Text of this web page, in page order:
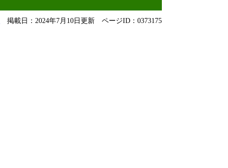
掲載日：2024年7月10日更新 ページID：0373175